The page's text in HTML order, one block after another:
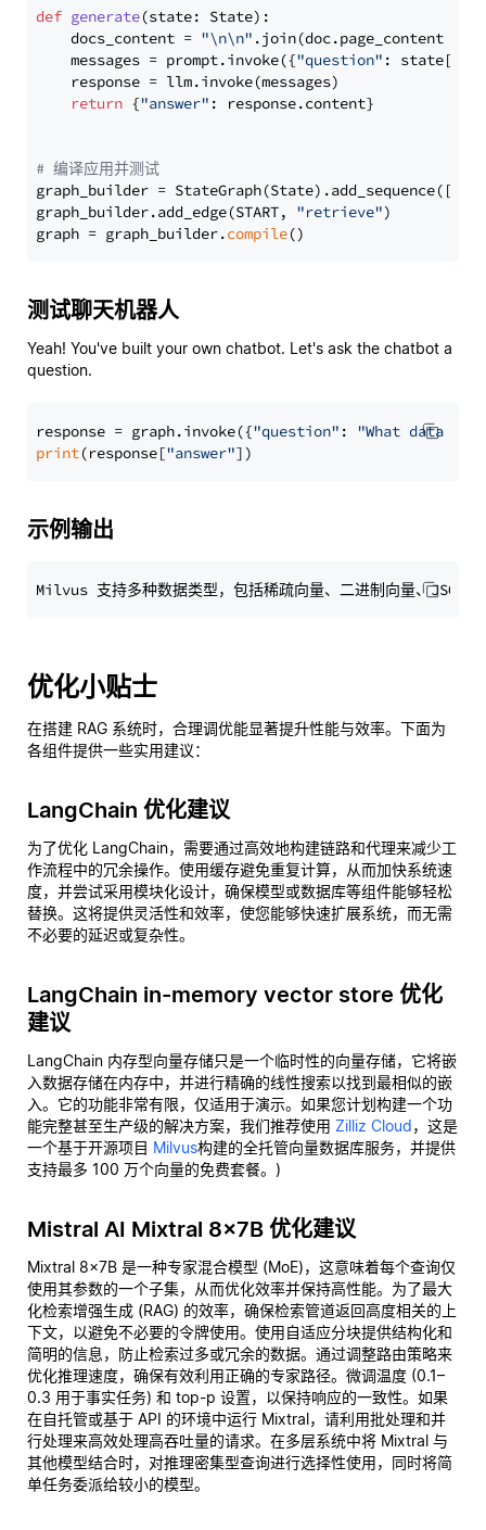
def generate(state: State):
    docs_content =
"\n\n" .join(doc.page_content
    messages = prompt.invoke({
"question" : state[
    response = llm.invoke(messages)
return {"answer" : response.content}
# 编译应用并测试
graph_builder =
graph_builder.add_edge(START, "retrieve")
graph = graph_builder.compile
测试聊天机器人
Yeah! You've built your own chatbot. Let's ask the chatbot a
question.
response = graph.invoke({"question" : "What data
print(response["answer"
示例输出
优化小贴士
在搭建 RAG 系统时，合理调优能显著提升性能与效率。下面为
各组件提供一些实用建议：
LangChain 优化建议
为了优化 LangChain，需要通过高效地构建链路和代理来减少工
作流程中的冗余操作。使用缓存避免重复计算，从而加快系统速
度，并尝试采用模块化设计，确保模型或数据库等组件能够轻松
替换。这将提供灵活性和效率，使您能够快速扩展系统，而无需
不必要的延迟或复杂性。
LangChain in-memory vector store 优化
建议
LangChain 内存型向量存储只是一个临时性的向量存储，它将嵌
入数据存储在内存中，并进行精确的线性搜索以找到最相似的嵌
入。它的功能非常有限，仅适用于演示。如果您计划构建一个功
能完整甚至生产级的解决方案，我们推荐使用 Zilliz Cloud，这是
一个基于开源项目 Milvus构建的全托管向量数据库服务，并提供
支持最多 100 万个向量的免费套餐。)
Mistral AI Mixtral 8x7B 优化建议
Mixtral 8x7B 是一种专家混合模型 (MoE)，这意味着每个查询仅
使用其参数的一个子集，从而优化效率并保持高性能。为了最大
化检索增强生成 (RAG) 的效率，确保检索管道返回高度相关的上
下文，以避免不必要的令牌使用。使用自适应分块提供结构化和
简明的信息，防止检索过多或冗余的数据。通过调整路由策略来
优化推理速度，确保有效利用正确的专家路径。微调温度 (0.1–
0.3 用于事实任务) 和 top-p 设置，以保持响应的一致性。如果
在自托管或基于 API 的环境中运行 Mixtral，请利用批处理和并
行处理来高效处理高吞吐量的请求。在多层系统中将 Mixtral 与
其他模型结合时，对推理密集型查询进行选择性使用，同时将简
单任务委派给较小的模型。